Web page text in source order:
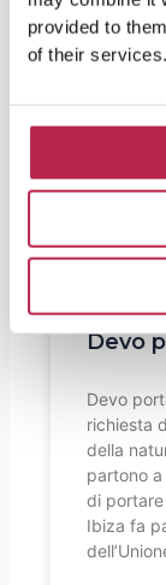
provided to
of their services.
Devo
Devo
richiesta
della
partono
di
Ibiza fa